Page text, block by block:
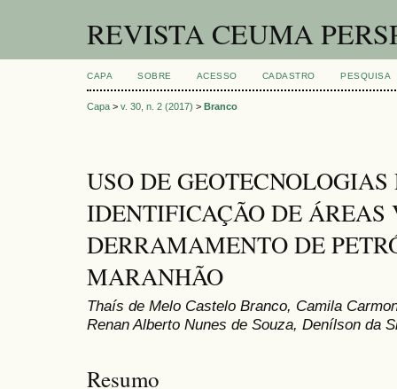
REVISTA CEUMA
CAPA SOBRE ACESSO CADASTRO PESQUISA
Capa > v. 30, n. 2 (2017) > Branco
USO DE GEOTECNOLOGIAS
IDENTIFICAÇÃO DE
DERRAMAMENTO DE
MARANHÃO
Thaís de Melo Castelo Branco, Camila
Renan Alberto Nunes de Souza, Denílson da
Resumo